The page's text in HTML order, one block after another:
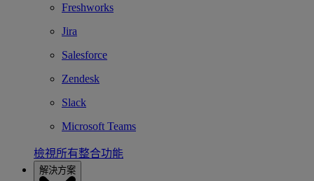
Freshworks
Jira
Salesforce
Zendesk
Slack
Microsoft Teams
檢視所有整合功能
解決方案